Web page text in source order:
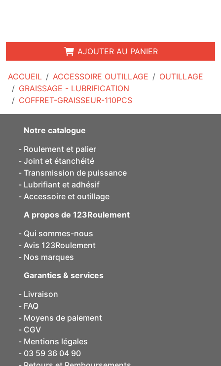
ACCUEIL ACCESSOIRE OUTILLAGE
OUTILLAGE
GRAISSAGE - LUBRIFICATION
COFFRET-GRAISSEUR-110PCS
AJOUTER AU PANIER
Notre catalogue
Roulement et palier
Joint et étanchéité
Transmission de puissance
Lubrifiant et adhésif
Accessoire et outillage
A propos de 123Roulement
Qui sommes-nous
Avis 123Roulement
Nos marques
Garanties & services
Livraison
FAQ
Moyens de paiement
CGV
Mentions légales
03 59 36 04 90